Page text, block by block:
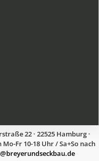
22 · 22525 Hamburg ·
Mo-Fr 10-18 Uhr / Sa+So nach